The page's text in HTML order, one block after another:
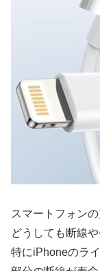
スマートフォン
どうしても断線
特にiPhoneのラ